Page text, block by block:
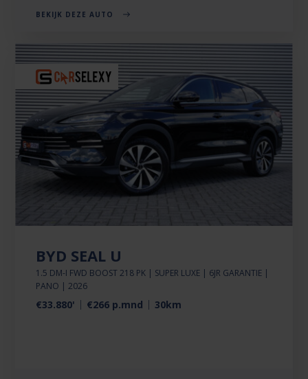
BEKIJK DEZE AUTO
BYD SEAL U
1.5 DM-I FWD BOOST 218 PK | SUPER LUXE | 6JR GARANTIE |
PANO | 2026
€33.880' €266 p.mnd 30km